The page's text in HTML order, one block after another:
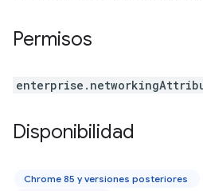
Permisos
Disponibilidad
Chrome 85 y versiones posteriores